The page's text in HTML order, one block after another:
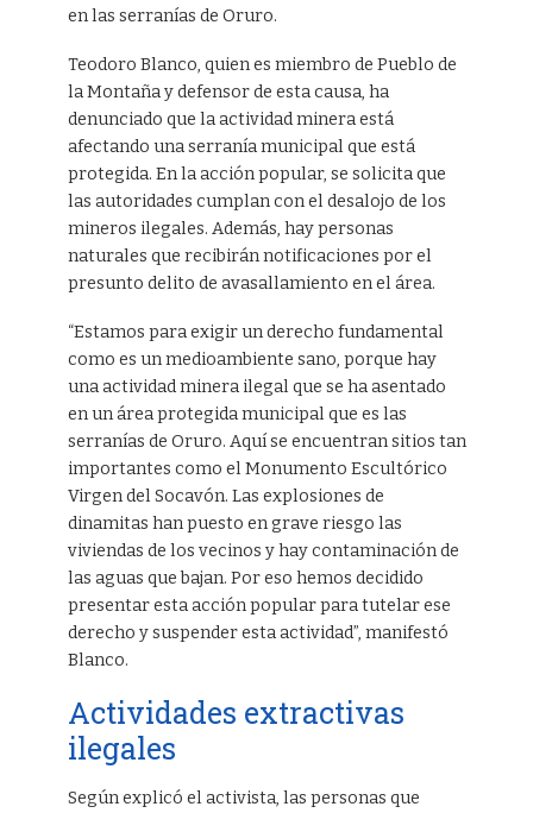
en las serranías de Oruro.
Teodoro Blanco, quien es miembro de Pueblo de
la Montaña y defensor de esta causa, ha
denunciado que la actividad minera está
afectando una serranía municipal que está
protegida. En la acción popular, se solicita que
las autoridades cumplan con el desalojo de los
mineros ilegales. Además, hay personas
naturales que recibirán notificaciones por el
presunto delito de avasallamiento en el área.
“Estamos para exigir un derecho fundamental
como es un medioambiente sano, porque hay
una actividad minera ilegal que se ha asentado
en un área protegida municipal que es las
serranías de Oruro. Aquí se encuentran sitios tan
importantes como el Monumento Escultórico
Virgen del Socavón. Las explosiones de
dinamitas han puesto en grave riesgo las
viviendas de los vecinos y hay contaminación de
las aguas que bajan. Por eso hemos decidido
presentar esta acción popular para tutelar ese
derecho y suspender esta actividad”, manifestó
Blanco.
Actividades extractivas
ilegales
Según explicó el activista, las personas que